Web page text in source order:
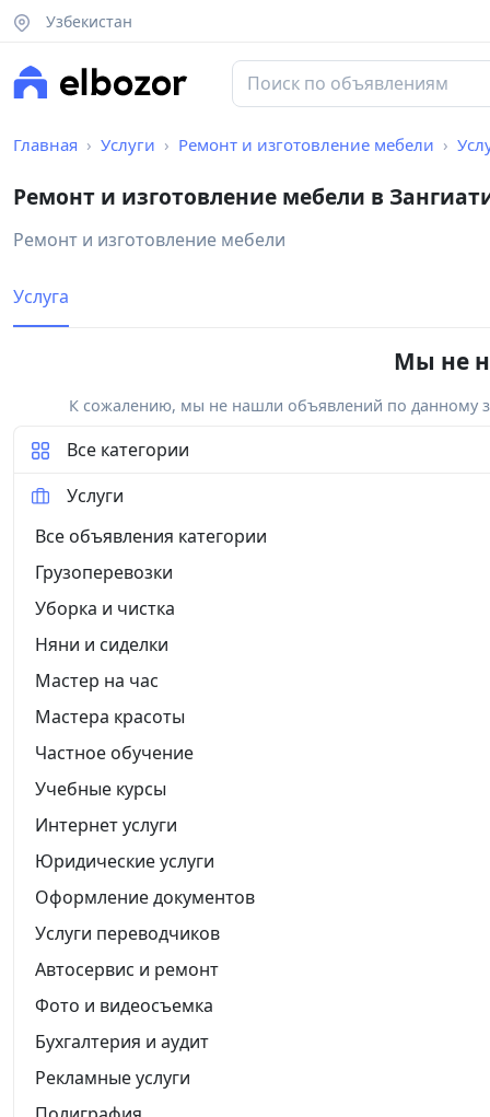
Узбекистан
Главная Услуги Ремонт и изготовление мебели
Ремонт и изготовление мебели в
Ремонт и изготовление мебели
Услуга
Мы не
К сожалению, мы не нашли объявлений по данному
Все категории
Услуги
Все объявления категории
Грузоперевозки
Уборка и чистка
Няни и сиделки
Мастер на час
Мастера красоты
Частное обучение
Учебные курсы
Интернет услуги
Юридические услуги
Оформление документов
Услуги переводчиков
Автосервис и ремонт
Фото и видеосъемка
Бухгалтерия и аудит
Рекламные услуги